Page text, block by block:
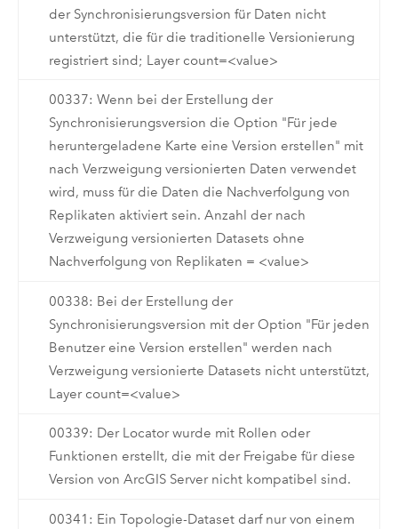
der Synchronisierungsversion für Daten nicht
unterstützt, die für die traditionelle Versionierung
registriert sind; Layer count=<value>
00337: Wenn bei der Erstellung der
Synchronisierungsversion die Option "Für jede
heruntergeladene Karte eine Version erstellen" mit
nach Verzweigung versionierten Daten verwendet
wird, muss für die Daten die Nachverfolgung von
Replikaten aktiviert sein. Anzahl der nach
Verzweigung versionierten Datasets ohne
Nachverfolgung von Replikaten = <value>
00338: Bei der Erstellung der
Synchronisierungsversion mit der Option "Für jeden
Benutzer eine Version erstellen" werden nach
Verzweigung versionierte Datasets nicht unterstützt,
Layer count=<value>
00339: Der Locator wurde mit Rollen oder
Funktionen erstellt, die mit der Freigabe für diese
Version von ArcGIS Server nicht kompatibel sind.
00341: Ein Topologie-Dataset darf nur von einem